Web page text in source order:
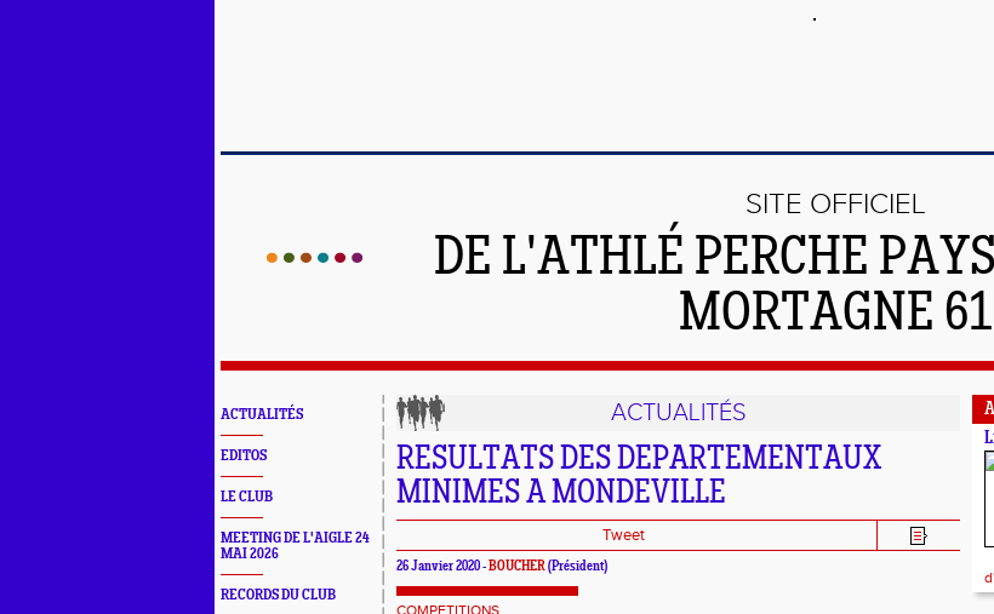
SITE OFFICIEL
DE L'ATHLÉ PERCHE
MORTAGNE 61
ACTUALITÉS
EDITOS
LE CLUB
MEETING DE L'AIGLE 24
MAI 2026
RECORDS DU CLUB
ACTUALITÉS
RESULTATS DES DEPARTEMENTAUX
MINIMES A MONDEVILLE
Tweet
26 Janvier 2020 -BOUCHER(Président)
COMPETITIONS